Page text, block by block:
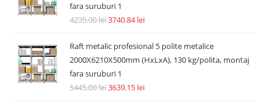
fara suruburi 1
4235.00lei3740.84lei
Raft metalic profesional 5 polite metalice
2000X6210X500mm (HxLxA), 130 kg/polita, montaj
fara suruburi 1
5445.00lei3639.15 lei